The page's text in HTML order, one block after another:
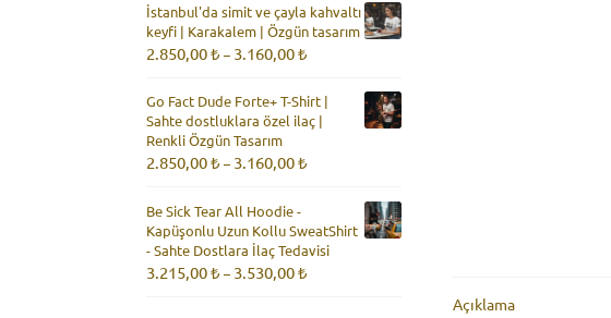
Açıklama
-
3.160,00 ₺
İstanbul'da simit ve çayla kahvaltı
keyfi | Karakalem | Özgün tasarım
2.850,00₺ – 3.160,00₺
-
3.160,00 ₺
Go Fact Dude Forte+ T-Shirt |
Sahte dostluklara özel ilaç |
Renkli Özgün Tasarım
2.850,00₺ – 3.160,00₺
3.160,00 ₺
Be Sick Tear All Hoodie -
Kapüşonlu Uzun Kollu SweatShirt
- Sahte Dostlara İlaç Tedavisi
3.215,00₺ – 3.530,00₺